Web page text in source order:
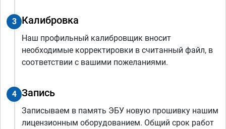
3 Калибровка
Наш профильный калибровщик вносит
необходимые корректировки в считанный файл, в
соответствии с вашими пожеланиями.
4 Запись
Записываем в память ЭБУ новую прошивку нашим
лицензионным оборудованием. Общий срок работ